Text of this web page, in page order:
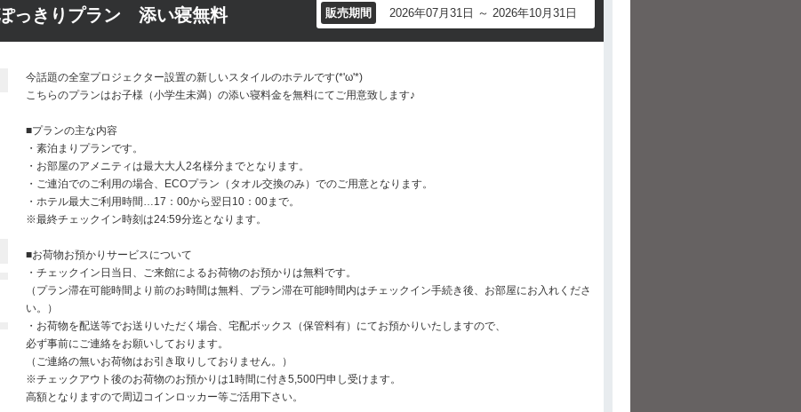
っきりプラン 添い寝無料 販売期間 2026年07月31日 ～ 2026年10月31日
今話題の全室プロジェクター設置の新しいスタイルのホテルです(*'ω'*)
こちらのプランはお子様（小学生未満）の添い寝料金を無料にてご用意致します♪
■プランの主な内容
・素泊まりプランです。
・お部屋のアメニティは最大大人2名様分までとなります。
・ご連泊でのご利用の場合、ECOプラン（タオル交換のみ）でのご用意となります。
・ホテル最大ご利用時間…17：00から翌日10：00まで。
※最終チェックイン時刻は24:59分迄となります。
■お荷物お預かりサービスについて
・チェックイン日当日、ご来館によるお荷物のお預かりは無料です。
（プラン滞在可能時間より前のお時間は無料、プラン滞在可能時間内はチェックイン手続き後、お部屋にお入れくださ
い。）
・お荷物を配送等でお送りいただく場合、宅配ボックス（保管料有）にてお預かりいたしますので、
必ず事前にご連絡をお願いしております。
（ご連絡の無いお荷物はお引き取りしておりません。）
※チェックアウト後のお荷物のお預かりは1時間に付き5,500円申し受けます。
高額となりますので周辺コインロッカー等ご活用下さい。